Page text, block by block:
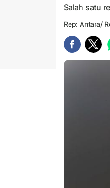
Salah satu
Rep: Antara/